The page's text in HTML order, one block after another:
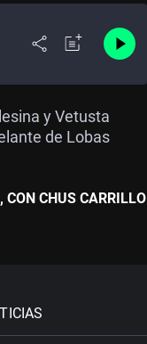
y Vetusta
de Lobas
CON CHUS CARRILLO